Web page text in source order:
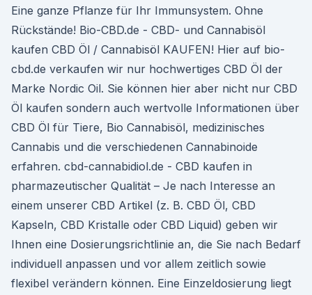
Eine ganze Pflanze für Ihr Immunsystem. Ohne
Rückstände! Bio-CBD.de - CBD- und Cannabisöl
kaufen CBD Öl / Cannabisöl KAUFEN! Hier auf bio-
cbd.de verkaufen wir nur hochwertiges CBD Öl der
Marke Nordic Oil. Sie können hier aber nicht nur CBD
Öl kaufen sondern auch wertvolle Informationen über
CBD Öl für Tiere, Bio Cannabisöl, medizinisches
Cannabis und die verschiedenen Cannabinoide
erfahren. cbd-cannabidiol.de - CBD kaufen in
pharmazeutischer Qualität – Je nach Interesse an
einem unserer CBD Artikel (z. B. CBD Öl, CBD
Kapseln, CBD Kristalle oder CBD Liquid) geben wir
Ihnen eine Dosierungsrichtlinie an, die Sie nach Bedarf
individuell anpassen und vor allem zeitlich sowie
flexibel verändern können. Eine Einzeldosierung liegt